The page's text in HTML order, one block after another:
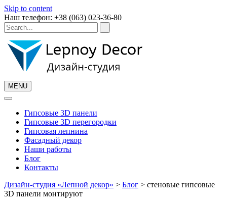
Skip to content
Наш телефон: +38 (063) 023-36-80
MENU
Гипсовые 3D панели
Гипсовые 3D перегородки
Гипсовая лепнина
Фасадный декор
Наши работы
Блог
Контакты
Дизайн-студия «Лепной декор» > Блог > стеновые гипсовые
3D панели монтируют